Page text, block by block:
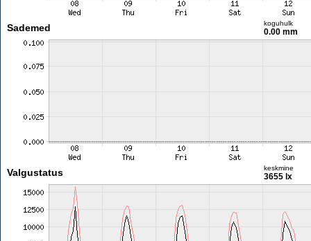
Sademed koguhulk
0.00 mm
Valgustatus keskmine
3655 lx